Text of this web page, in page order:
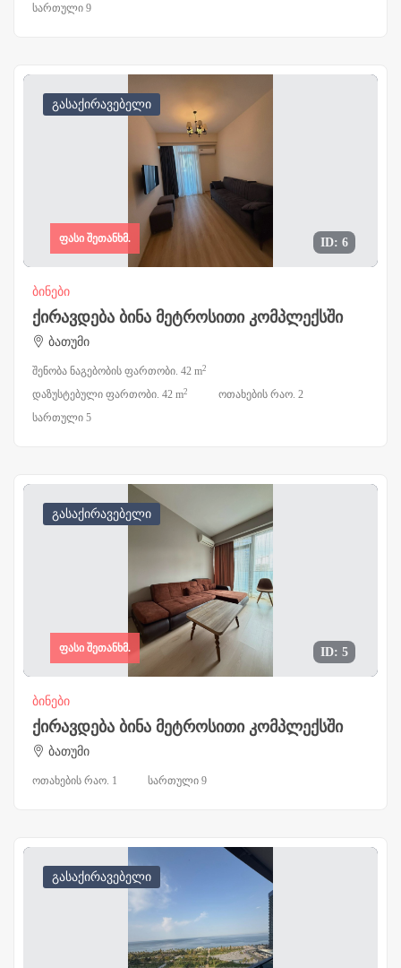
სართული 9
გასაქირავებელი
ID: 6
ფასი შეთანხმ.
ბინები
ქირავდება ბინა მეტროსითი კომპლექსში
ბათუმი
შენობა ნაგებობის ფართობი. 42 m2
დაზუსტებული ფართობი. 42 m2
ოთახების რაო. 2
სართული 5
გასაქირავებელი
ID: 5
ფასი შეთანხმ.
ბინები
ქირავდება ბინა მეტროსითი კომპლექსში
ბათუმი
ოთახების რაო. 1 სართული 9
გასაქირავებელი